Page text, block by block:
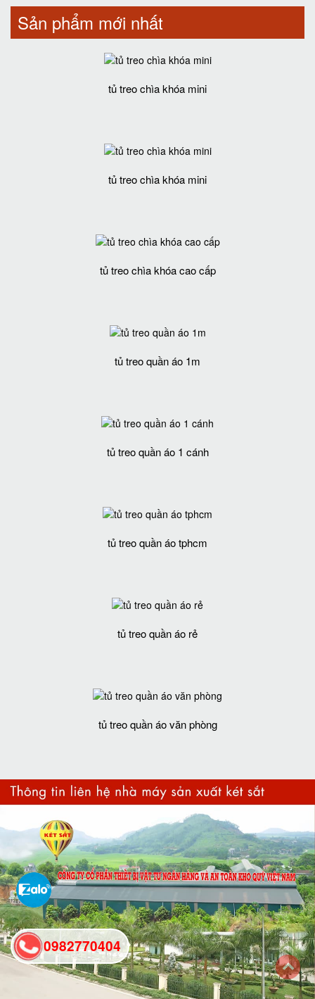
Sản phẩm mới nhất
tủ treo chìa khóa mini
tủ treo chìa khóa mini
tủ treo chìa khóa cao cấp
tủ treo quần áo 1m
tủ treo quần áo 1 cánh
tủ treo quần áo tphcm
tủ treo quần áo rẻ
tủ treo quần áo văn phòng
0982770404
back